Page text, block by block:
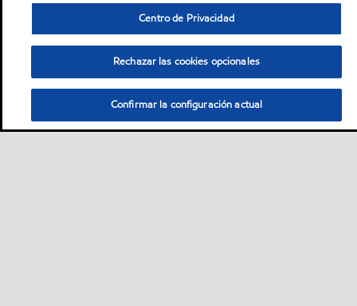
Centro de Privacidad
Rechazar las cookies opcionales
Confirmar la configuración actual